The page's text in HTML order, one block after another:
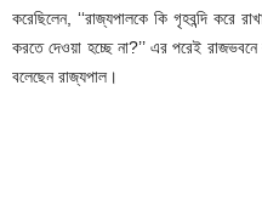
করেছিলেন, ‘‘রাজ্যপালকে কি গৃহবন্দি করে
করতে দেওয়া হচ্ছে না?’’ এর পরেই
বলেছেন রাজ্যপাল।